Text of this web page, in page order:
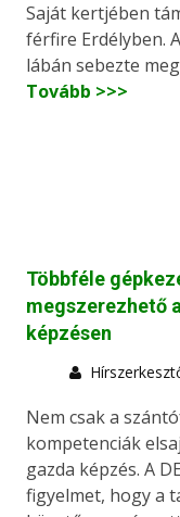
Saját kertjében
férfire Erdélyben.
lábán sebezte
Tovább >>>
Többféle
megszerezhető
képzésen
Nem csak a
kompetenciák
gazda képzés. A
figyelmet, hogy a